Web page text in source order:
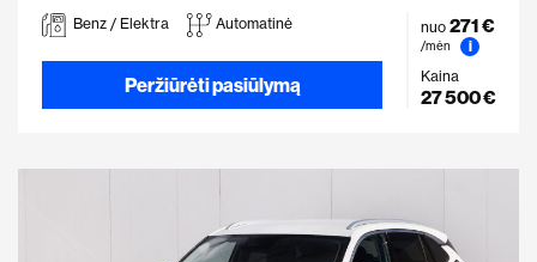
Benz / Elektra Automatinė
Peržiūrėti pasiūlymą
nuo 271 €
/mėn
i
Kaina
27 500 €